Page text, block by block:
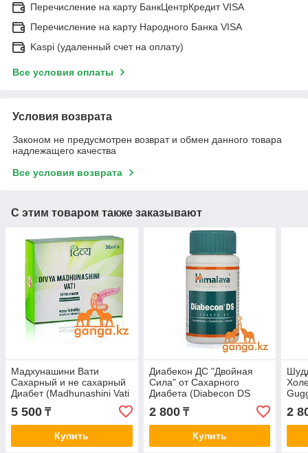
Перечисление на карту БанкЦентрКредит VISA
Перечисление на карту Народного Банка VISA
Kaspi (удаленный счет на оплату)
Все условия оплаты
Условия возврата
Законом не предусмотрен возврат и обмен данного товара
надлежащего качества
Все условия возврата
С этим товаром также заказывают
Мадхунашини Вати
Сахарный и не сахарный
Диабет (Madhunashini Vati
DIVYA), 120 таб
5 500 ₸
Купить
Диабекон ДС "Двойная
Сила" от Сахарного
Диабета (Diabecon DS
HIMALAYA), 60 таб.
2 800₸
Купить
2